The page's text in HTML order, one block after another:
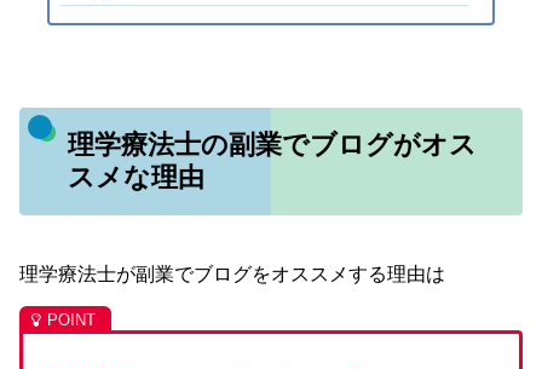
理学療法士の副業でブログがオス
スメな理由
理学療法士が副業でブログをオススメする理由は